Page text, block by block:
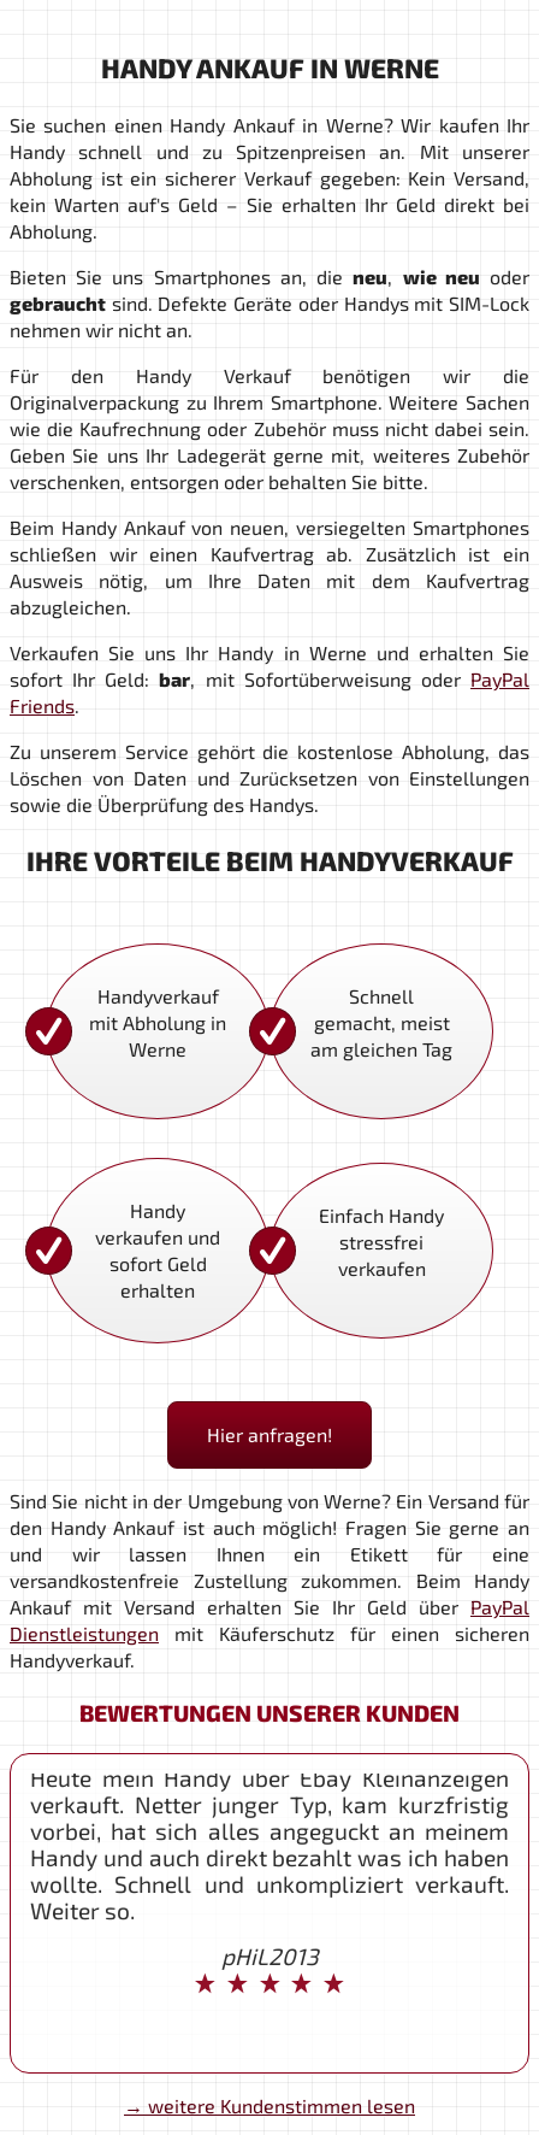
HANDY ANKAUF IN WERNE
Sie suchen einen Handy Ankauf in Werne? Wir kaufen Ihr
Handy schnell und zu Spitzenpreisen an. Mit unserer
Abholung ist ein sicherer Verkauf gegeben: Kein Versand,
kein Warten auf's Geld – Sie erhalten Ihr Geld direkt bei
Abholung.
Bieten Sie uns Smartphones an, dieneu wie neu oder
gebraucht sind. Defekte Geräte oder Handys mit SIM-Lock
nehmen wir nicht an.
Für den Handy Verkauf benötigen wir die
Originalverpackung zu Ihrem Smartphone. Weitere Sachen
wie die Kaufrechnung oder Zubehör muss nicht dabei sein.
Geben Sie uns Ihr Ladegerät gerne mit, weiteres Zubehör
verschenken, entsorgen oder behalten Sie bitte.
Beim Handy Ankauf von neuen, versiegelten Smartphones
schließen wir einen Kaufvertrag ab. Zusätzlich ist ein
Ausweis nötig, um Ihre Daten mit dem Kaufvertrag
abzugleichen.
Verkaufen Sie uns Ihr Handy in Werne und erhalten Sie
sofort Ihr Geld:bar , mit Sofortüberweisung oder PayPal
Friends
Zu unserem Service gehört die kostenlose Abholung, das
Löschen von Daten und Zurücksetzen von Einstellungen
sowie die Überprüfung des Handys.
IHRE VORTEILE BEIM HANDYVERKAUF
Handyverkauf
mit Abholung in
Werne
Schnell
gemacht, meist
am gleichen Tag
Handy
verkaufen und
sofort Geld
erhalten
Einfach Handy
stressfrei
verkaufen
Hier anfragen!
Sind Sie nicht in der Umgebung von Werne? Ein Versand für
den Handy Ankauf ist auch möglich! Fragen Sie gerne an
und wir lassen Ihnen ein Etikett für eine
versandkostenfreie Zustellung zukommen. Beim Handy
Ankauf mit Versand erhalten Sie Ihr Geld über PayPal
Dienstleistungen mit Käuferschutz für einen sicheren
Handyverkauf.
BEWERTUNGEN UNSERER KUNDEN
Heute mein Handy über Ebay Kleinanzeigen
verkauft. Netter junger Typ, kam kurzfristig
vorbei, hat sich alles angeguckt an meinem
Handy und auch direkt bezahlt was ich haben
wollte. Schnell und unkompliziert verkauft.
Weiter so.
pHiL2013
Hat gerade bei uns ein Handy aufgekauft.
Perfekter Ablauf. Seriös und unkompliziert.
Sehr zu empfehlen.
lorraine b
Hamza El Lahib
Andre Hermannspan
Denno Strawberry
Steve Ditges
Andreas Kirchgässner
Ingo Van Duelmen
→ weitere Kundenstimmen lesen